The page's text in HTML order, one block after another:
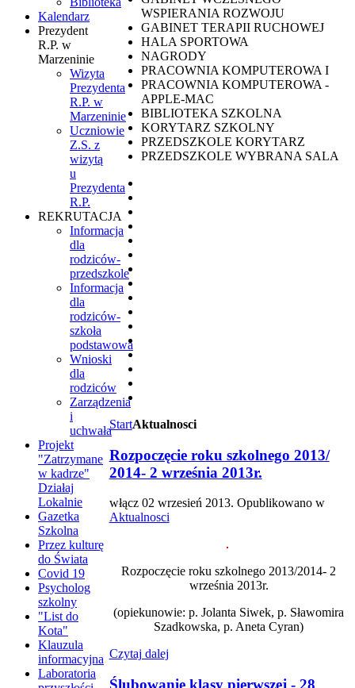
WSPIERANIA ROZWOJU
GABINET TERAPII RUCHOWEJ
HALA SPORTOWA
NAGRODY
PRACOWNIA KOMPUTEROWA I
PRACOWNIA KOMPUTEROWA -
APPLE-MAC
BIBLIOTEKA SZKOLNA
KORYTARZ SZKOLNY
PRZEDSZKOLE KORYTARZ
PRZEDSZKOLE WYBRANA SALA
StartAktualnosci
Rozpoczęcie roku szkolnego 2013/
2014- 2 września 2013r.
włącz 02 wrzesień 2013. Opublikowano w
Aktualnosci
Rozpoczęcie roku szkolnego 2013/2014- 2
września 2013r.
(opiekunowie: p. Jolanta Siwek, p. Sławomira
Szadkowska, p. Aneta Cyran)
Czytaj dalej
Ślubowanie klasy pierwszej - 28
Kalendarz
Prezydent
R.P. w
Marzeninie
Wizyta
Prezydenta
R.P. w
Marzeninie
Uczniowie
Z.S. z
wizytą
u
Prezydenta
R.P.
REKRUTACJA
Informacja
dla
rodziców-
przedszkole
Informacja
dla
rodziców-
szkoła
podstawowa
Wnioski
dla
rodziców
Zarządzenia
i
uchwała
Projekt
"Zatrzymane
w kadrze"
Działaj
Lokalnie
Gazetka
Szkolna
Przez kulturę
do Świata
Covid 19
Psycholog
szkolny
"List do
Kota"
Klauzula
informacyjna
Laboratoria